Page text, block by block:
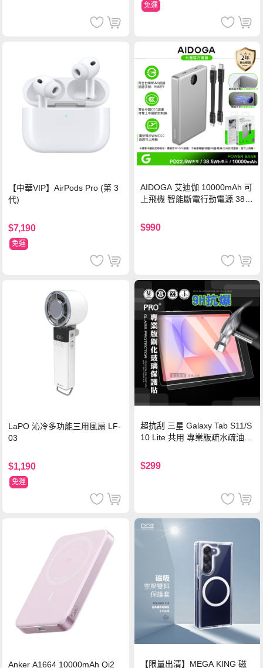
免運
【中華VIP】AirPods Pro (第 3
代)
$7,190
免運
AIDOGA 艾迪伽 10000mAh 可
上飛機 智能斷電行動電源 38.5
灣BSMI/中國CCC/歐美CE/FCC
認證
$990
LaPO 沁冷多功能三用風扇 LF-
03
$1,190
免運
超抗刮 三星 Galaxy Tab S11/S
10 Lite 共用 專業版疏水疏油9
$299
Anker A1664 10000mAh Qi2 【限量出清】MEGA KING 磁